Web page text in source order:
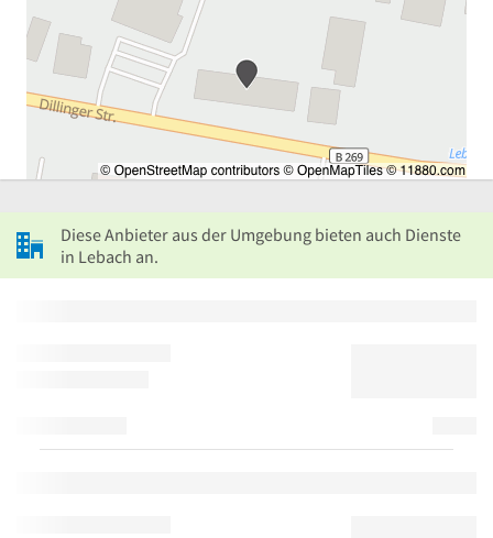
Diese Anbieter aus der Umgebung bieten auch Dienste
in Lebach an.